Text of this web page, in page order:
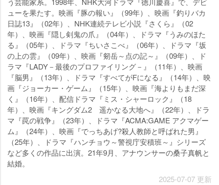
ューを果たす。映画『豚の報い』（99年）、映画『釣りバカ
日誌13』（02年）、NHK連続テレビ小説『さくら』（02
年）、映画『隠し剣鬼の爪』（04年）、ドラマ『うみのほた
る』（05年）、ドラマ『ちいさこべ』（06年）、ドラマ『坂
の上の雲』（09年）、映画『剱岳～点の記～』（09年）、ド
ラマ『LADY－最後のプロファイリング－』（11年）、映画
『脳男』（13年）、ドラマ『すべてがFになる』（14年）、映
画『ジョーカー・ゲーム』（15年）、映画『海よりもまだ深
く』（16年）、配信ドラマ『ミス・シャーロック』（18
年）、映画『キングダム2 遥かなる大地へ』（22年）、ドラ
マ『罠の戦争』（23年）、ドラマ『ACMA:GAME アクマゲー
ム』（24年）、映画『でっちあげ?殺人教師と呼ばれた男』
（25年）、ドラマ『ハンチョウ～警視庁安積班～』シリーズ
など多くの作品に出演。21年9月、アナウンサーの桑子真帆と
結婚。
2025-07-07 更新